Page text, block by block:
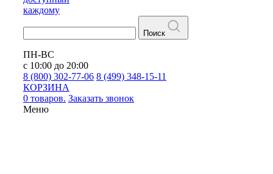
каждому
Поиск
ПН-ВС
с 10:00 до 20:00
8 (800) 302-77-06 8 (499) 348-15-11
КОРЗИНА
0 товаров. Заказать звонок
Меню